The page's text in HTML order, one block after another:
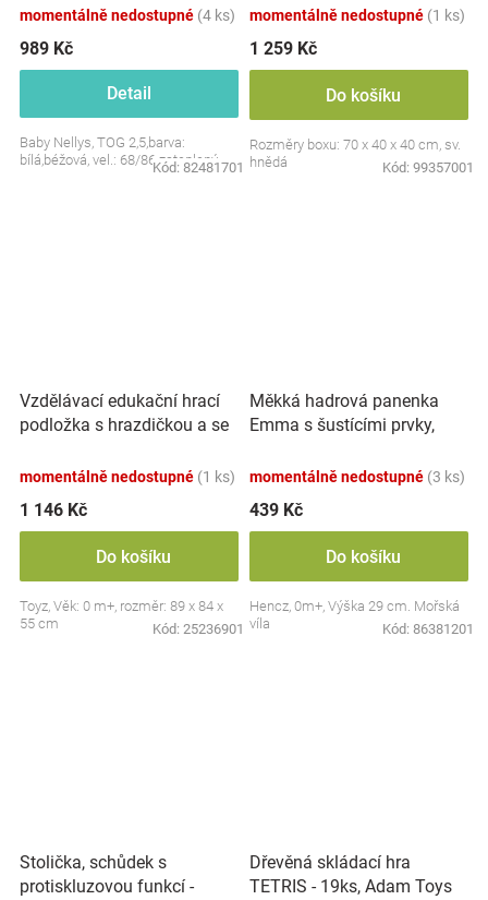
momentálně nedostupné (4 ks)
989 Kč
Detail
Baby Nellys, TOG 2,5,barva:
bílá,béžová, vel.: 68/86 zateplený
Kód: 82481701
momentálně nedostupné (1 ks)
1 259 Kč
Do košíku
Rozměry boxu: 70 x 40 x 40 cm, sv.
hnědá
Kód: 99357001
Vzdělávací edukační hrací
podložka s hrazdičkou a se
momentálně nedostupné (1 ks)
1 146 Kč
Do košíku
Toyz, Věk: 0 m+, rozměr: 89 x 84 x
55 cm
Kód: 25236901
Měkká hadrová panenka
Emma s šustícími prvky,
momentálně nedostupné (3 ks)
439 Kč
Do košíku
Hencz, 0m+, Výška 29 cm. Mořská
víla
Kód: 86381201
Stolička, schůdek s
protiskluzovou funkcí -
Dřevěná skládací hra
TETRIS - 19ks, Adam Toys